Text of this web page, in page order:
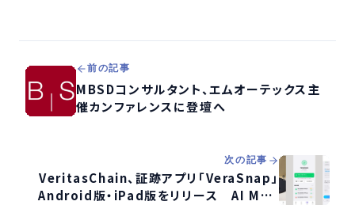
前の記事
MBSDコンサルタント、エムオーテックス主
催カンファレンスに登壇へ
次の記事
VeritasChain、証跡アプリ「VeraSnap」
Android版・iPad版をリリース AI MQL